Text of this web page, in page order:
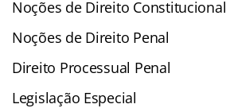
Noções de Direito Constitucional
Noções de Direito Penal
Direito Processual Penal
Legislação Especial